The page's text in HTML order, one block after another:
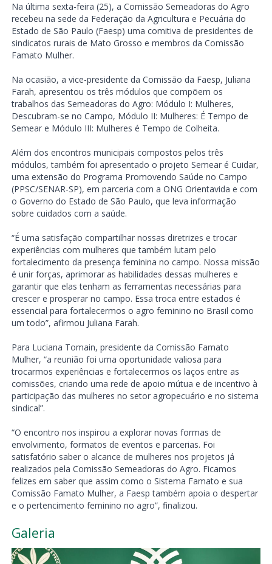
Na última sexta-feira (25), a Comissão Semeadoras do Agro
recebeu na sede da Federação da Agricultura e Pecuária do
Estado de São Paulo (Faesp) uma comitiva de presidentes de
sindicatos rurais de Mato Grosso e membros da Comissão
Famato Mulher.
Na ocasião, a vice-presidente da Comissão da Faesp, Juliana
Farah, apresentou os três módulos que compõem os
trabalhos das Semeadoras do Agro: Módulo I: Mulheres,
Descubram-se no Campo, Módulo II: Mulheres: É Tempo de
Semear e Módulo III: Mulheres é Tempo de Colheita.
Além dos encontros municipais compostos pelos três
módulos, também foi apresentado o projeto Semear é Cuidar,
uma extensão do Programa Promovendo Saúde no Campo
(PPSC/SENAR-SP), em parceria com a ONG Orientavida e com
o Governo do Estado de São Paulo, que leva informação
sobre cuidados com a saúde.
“É uma satisfação compartilhar nossas diretrizes e trocar
experiências com mulheres que também lutam pelo
fortalecimento da presença feminina no campo. Nossa missão
é unir forças, aprimorar as habilidades dessas mulheres e
garantir que elas tenham as ferramentas necessárias para
crescer e prosperar no campo. Essa troca entre estados é
essencial para fortalecermos o agro feminino no Brasil como
um todo”, afirmou Juliana Farah.
Para Luciana Tomain, presidente da Comissão Famato
Mulher, “a reunião foi uma oportunidade valiosa para
trocarmos experiências e fortalecermos os laços entre as
comissões, criando uma rede de apoio mútua e de incentivo à
participação das mulheres no setor agropecuário e no sistema
sindical”.
“O encontro nos inspirou a explorar novas formas de
envolvimento, formatos de eventos e parcerias. Foi
satisfatório saber o alcance de mulheres nos projetos já
realizados pela Comissão Semeadoras do Agro. Ficamos
felizes em saber que assim como o Sistema Famato e sua
Comissão Famato Mulher, a Faesp também apoia o despertar
e o pertencimento feminino no agro”, finalizou.
Galeria